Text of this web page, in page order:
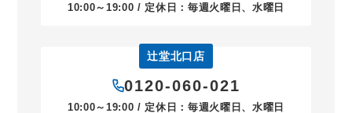
10:00～19:00 / 定休日：毎週火曜日、水曜日
辻堂北口店
0120-060-021
10:00～19:00 / 定休日：毎週火曜日、水曜日